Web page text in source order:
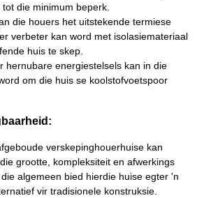
die minimum beperk.
die houers het uitstekende termiese
verbeter kan word met isolasiemateriaal
huis te skep.
hernubare energiestelsels kan in die
om die huis se koolstofvoetspoor
verskepinghouerhuise kan
grootte, kompleksiteit en afwerkings
algemeen bied hierdie huise egter 'n
vir tradisionele konstruksie.